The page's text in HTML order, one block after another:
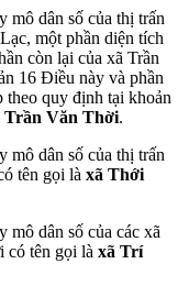
mô dân số của thị trấn
một phần diện tích
còn lại của xã Trần
16 Điều này và phần
theo quy định tại khoản
Trần Văn Thời.
mô dân số của thị trấn
tên gọi là xã Thới
mô dân số của các xã
có tên gọi là xã Trí